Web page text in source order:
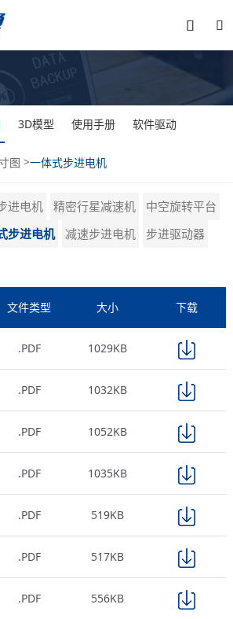


3D模型 使用手册 软件驱动
图 >一体式步进电机
进电机 精密行星减速机
中空旋转平台
步进电机 减速步进电机 步进驱动器
文件类型 大小 下载
.PDF 1029KB
.PDF 1032KB
.PDF 1052KB
.PDF 1035KB
.PDF 519KB
.PDF 517KB
.PDF 556KB